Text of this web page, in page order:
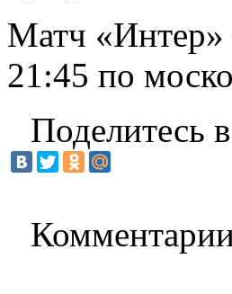
Матч «Интер»
21:45 по
Поделитесь